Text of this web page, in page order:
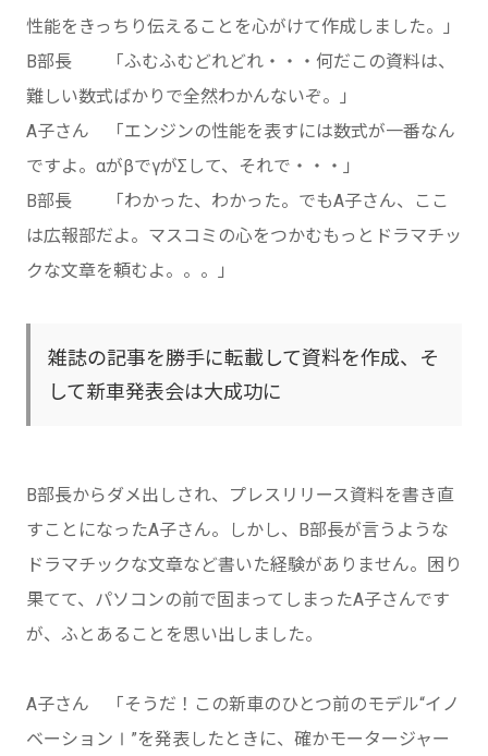
性能をきっちり伝えることを心がけて作成しました。」
B部長 「ふむふむどれどれ・・・何だこの資料は、
難しい数式ばかりで全然わかんないぞ。」
A子さん 「エンジンの性能を表すには数式が一番なん
ですよ。αがβでγがΣして、それで・・・」
B部長 「わかった、わかった。でもA子さん、ここ
は広報部だよ。マスコミの心をつかむもっとドラマチッ
クな文章を頼むよ。。。」
雑誌の記事を勝手に転載して資料を作成、そ
して新車発表会は大成功に
B部長からダメ出しされ、プレスリリース資料を書き直
すことになったA子さん。しかし、B部長が言うような
ドラマチックな文章など書いた経験がありません。困り
果てて、パソコンの前で固まってしまったA子さんです
が、ふとあることを思い出しました。
A子さん 「そうだ！この新車のひとつ前のモデル“イノ
ベーションⅠ”を発表したときに、確かモータージャー